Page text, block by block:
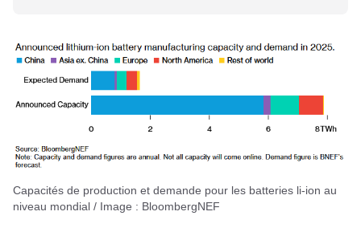
Capacités de production et demande pour les batteries li-ion au
niveau mondial / Image : BloombergNEF